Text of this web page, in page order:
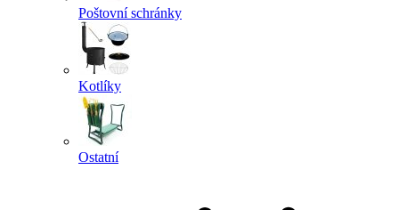
Poštovní schránky
Kotlíky
Ostatní